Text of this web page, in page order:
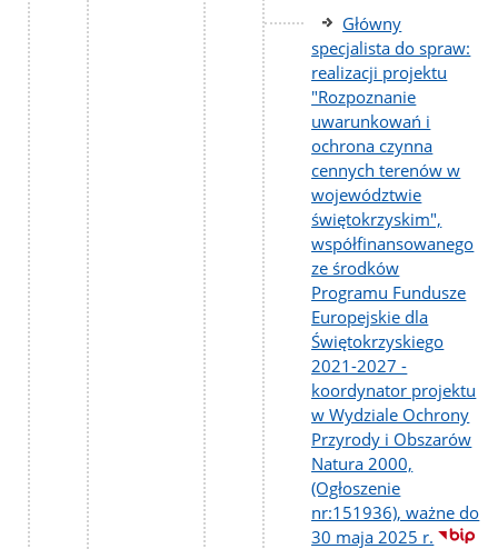
Główny
specjalista do spraw:
realizacji projektu
"Rozpoznanie
uwarunkowań i
ochrona czynna
cennych terenów w
województwie
świętokrzyskim",
współfinansowanego
ze środków
Programu Fundusze
Europejskie dla
Świętokrzyskiego
2021-2027 -
koordynator projektu
w Wydziale Ochrony
Przyrody i Obszarów
Natura 2000,
(Ogłoszenie
nr:151936), ważne do
30 maja 2025 r.